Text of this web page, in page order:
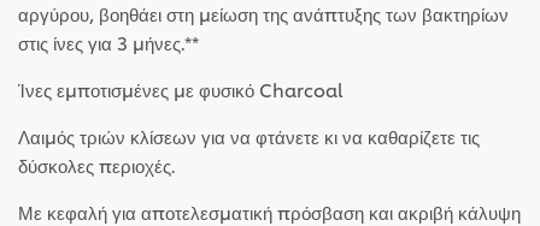
αργύρου, βοηθάει στη μείωση της ανάπτυξης των βακτηρίων
στις ίνες για 3 μήνες.**
Ίνες εμποτισμένες με φυσικό Charcoal
Λαιμός τριών κλίσεων για να φτάνετε κι να καθαρίζετε τις
δύσκολες περιοχές.
Με κεφαλή για αποτελεσματική πρόσβαση και ακριβή κάλυψη